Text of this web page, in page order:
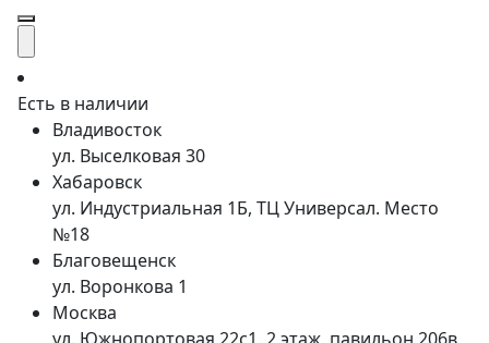
Есть в наличии
Владивосток
ул. Выселковая 30
Хабаровск
ул. Индустриальная 1Б, ТЦ Универсал. Место
№18
Благовещенск
ул. Воронкова 1
Москва